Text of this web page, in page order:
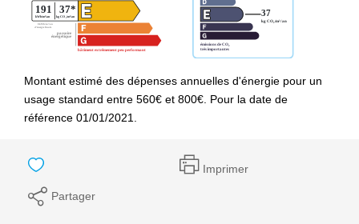
Montant estimé des dépenses annuelles d'énergie pour un
usage standard entre 560€ et 800€. Pour la date de
référence 01/01/2021.
Imprimer
Partager